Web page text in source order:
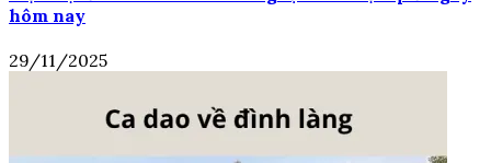
hôm nay
29/11/2025